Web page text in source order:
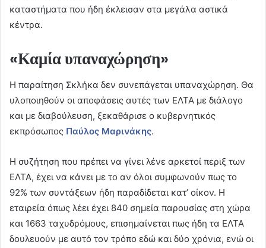
καταστήματα που ήδη έκλεισαν στα μεγάλα αστικά
κέντρα.
«Καμία υπαναχώρηση»
Η παραίτηση Σκλήκα δεν συνεπάγεται υπαναχώρηση. Θα
υλοποιηθούν οι αποφάσεις αυτές των ΕΛΤΑ με διάλογο
και με διαβούλευση, ξεκαθάρισε ο κυβερνητικός
εκπρόσωπος Παύλος Μαρινάκης.
Η συζήτηση που πρέπει να γίνει λένε αρκετοί περιξ των
ΕΛΤΑ, έχει να κάνει με το αν όλοι συμφωνούν πως το
92% των συντάξεων ήδη παραδίδεται κατ’ οίκον. Η
εταιρεία όπως λέει έχει 840 σημεία παρουσίας στη χώρα
και 1663 ταχυδρόμους, επισημαίνεται πως ήδη τα ΕΛΤΑ
δουλευούν με αυτό τον τρόπο εδώ και δύο χρόνια, ενώ οι